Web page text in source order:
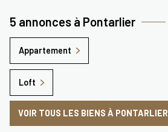
5 annonces à Pontarlier
Appartement
Loft
VOIR TOUS LES BIENS À PONTARLIER